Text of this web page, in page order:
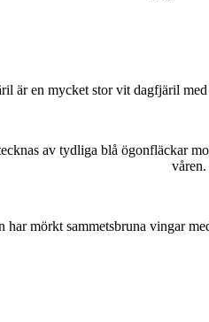
är en mycket stor vit dagfjäril
av tydliga blå ögonfläckar
våren.
mörkt sammetsbruna vingar